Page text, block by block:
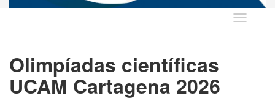
Idioma
Olimpíadas científicas
UCAM Cartagena 2026